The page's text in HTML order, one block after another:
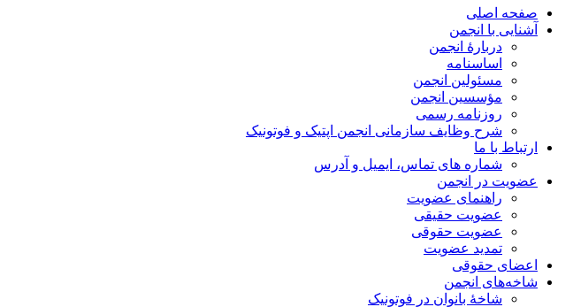
صفحه اصلی
آشنایی با انجمن
دربارۀ انجمن
اساسنامه
مسئولین انجمن
مؤسسین انجمن
روزنامه رسمی
شرح وظایف سازمانی انجمن اپتیک و فوتونیک
ارتباط با ما
شماره های تماس، ایمیل و آدرس
عضویت در انجمن
راهنمای عضویت
عضویت حقیقی
عضویت حقوقی
تمدید عضویت
اعضای حقوقی
شاخه‌های انجمن
شاخۀ بانوان در فوتونیک